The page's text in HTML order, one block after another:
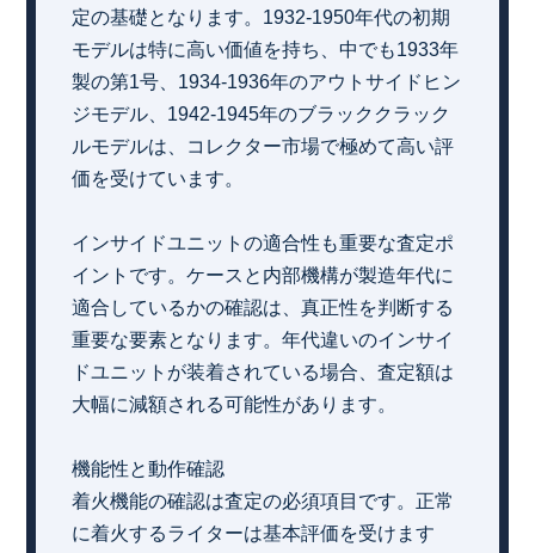
定の基礎となります。1932-1950年代の初期
モデルは特に高い価値を持ち、中でも1933年
製の第1号、1934-1936年のアウトサイドヒン
ジモデル、1942-1945年のブラッククラック
ルモデルは、コレクター市場で極めて高い評
価を受けています。
インサイドユニットの適合性も重要な査定ポ
イントです。ケースと内部機構が製造年代に
適合しているかの確認は、真正性を判断する
重要な要素となります。年代違いのインサイ
ドユニットが装着されている場合、査定額は
大幅に減額される可能性があります。
機能性と動作確認
着火機能の確認は査定の必須項目です。正常
に着火するライターは基本評価を受けます